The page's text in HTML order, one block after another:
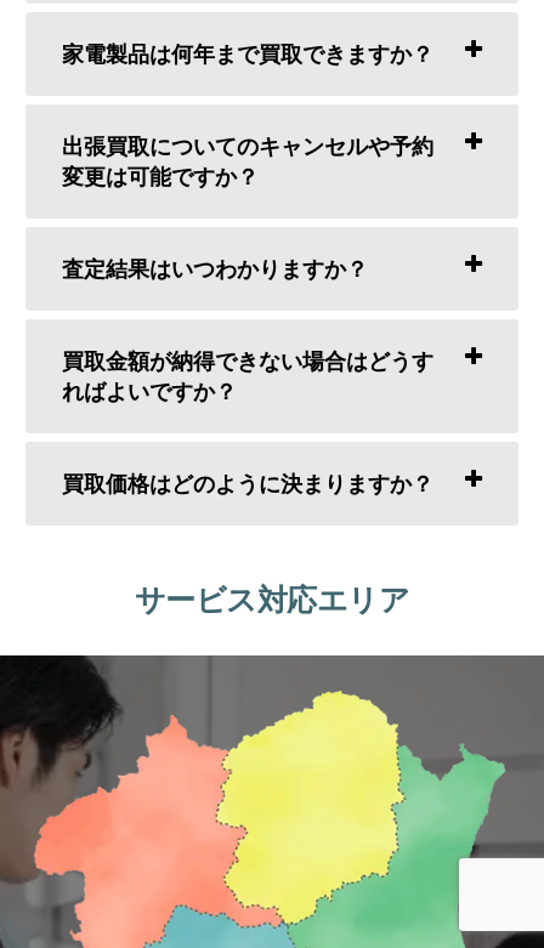
家電製品は何年まで買取できますか？
出張買取についてのキャンセルや予約
変更は可能ですか？
査定結果はいつわかりますか？
買取金額が納得できない場合はどうす
ればよいですか？
買取価格はどのように決まりますか？
サービス対応エリア